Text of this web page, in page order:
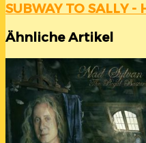
SUBWAY TO SALLY -
Ähnliche Artikel